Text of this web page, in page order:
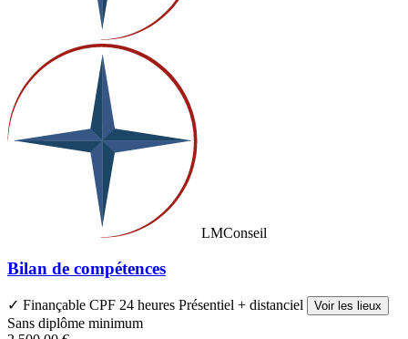
LMConseil
Bilan de compétences
✓ Finançable CPF 24 heures Présentiel + distanciel Voir les lieux
Sans diplôme minimum